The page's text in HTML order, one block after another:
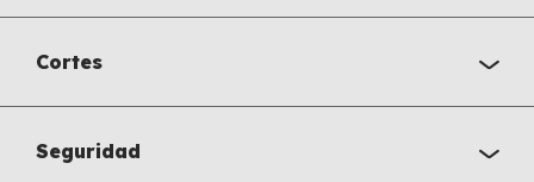
Cortes
Seguridad